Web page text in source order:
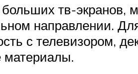
тв-экранов,
направлении.
с телевизором,